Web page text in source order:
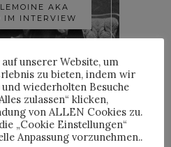
AKA
IM INTERVIEW
IM INTERVIEW
unserer Website, um
zu bieten, indem wir
wiederholten Besuche
zulassen“ klicken,
von ALLEN Cookies zu.
„Cookie Einstellungen“
Anpassung vorzunehmen..